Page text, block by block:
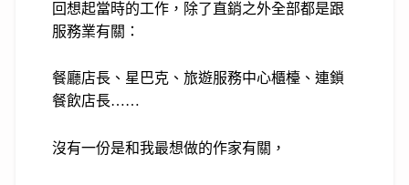
回想起當時的工作，除了直銷之外全部都是跟
服務業有關：
餐廳店長、星巴克、旅遊服務中心櫃檯、連鎖
餐飲店長……
沒有一份是和我最想做的作家有關，